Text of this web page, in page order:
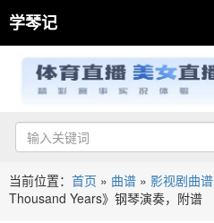
学琴记
当前位置： 首页 » 曲谱 » 影视剧曲谱
Thousand Years》钢琴演奏，附谱